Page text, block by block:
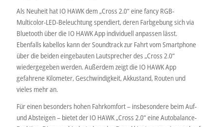
Als Neuheit hat IO HAWK dem „Cross 2.0“ eine fancy RGB-
Multicolor-LED-Beleuchtung spendiert, deren Farbgebung sich via
Bluetooth über die IO HAWK App individuell anpassen lässt.
Ebenfalls kabellos kann der Soundtrack zur Fahrt vom Smartphone
über die beiden eingebauten Lautsprecher des „Cross 2.0“
wiedergegeben werden. Außerdem zeigt die IO HAWK App
gefahrene Kilometer, Geschwindigkeit, Akkustand, Routen und
vieles mehr an.
Für einen besonders hohen Fahrkomfort – insbesondere beim Auf-
und Absteigen – bietet der IO HAWK „Cross 2.0“ eine Autobalance-